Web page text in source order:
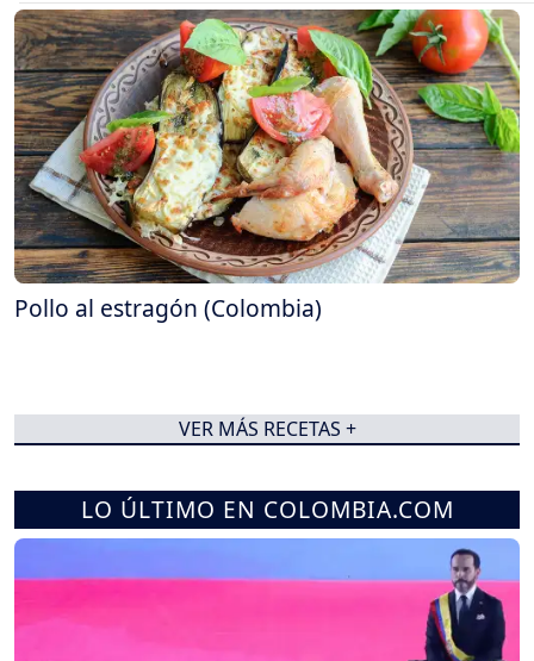
Pollo al estragón (Colombia)
VER MÁS RECETAS +
LO ÚLTIMO EN COLOMBIA.COM